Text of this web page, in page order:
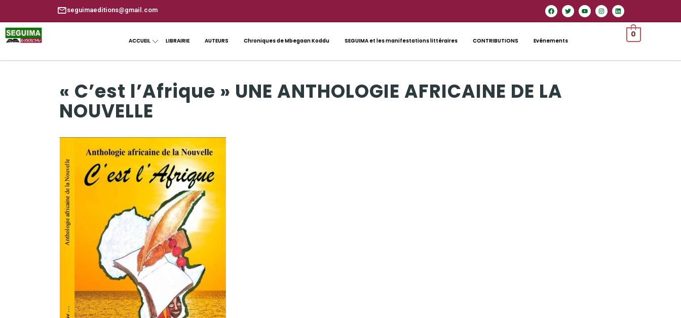
seguimaeditions@gmail.com
ACCUEIL LIBRAIRIE AUTEURS Chroniques de Mbegaan Koddu SEGUIMA et les manifestations littéraires CONTRIBUTIONS Evénements
0
« C’est l’Afrique » UNE ANTHOLOGIE AFRICAINE DE LA
NOUVELLE